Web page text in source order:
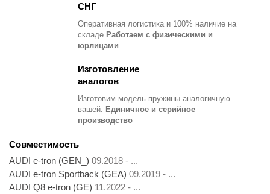
СНГ
Оперативная логистика и 100% наличие на
складе Работаем с физическими и
юрлицами
Изготовление
аналогов
Изготовим модель пружины аналогичную
вашей. Единичное и серийное
производство
Совместимость
AUDI e-tron (GEN_) 09.2018 - ...
AUDI e-tron Sportback (GEA) 09.2019 - ...
AUDI Q8 e-tron (GE) 11.2022 - ...